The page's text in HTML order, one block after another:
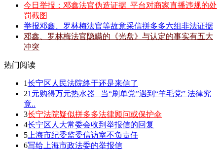
今日举报：邓鑫法官伪造证据_平台对商家直播违规的处
罚截图
举报邓鑫、罗林梅法官等故意采信拼多多六组非法证据
邓鑫、罗林梅法官隐瞒的《光盘》与认定的事实有五大
冲突
热门阅读
1长宁区人民法院终于还是来信了
21元购得万元热水器 _当“刷单党”遇到“羊毛党” 法律究
竟..
3长宁法院疑似拼多多法律顾问或保护伞
4长宁区人大常委会收到举报信的回复
5 上海市纪委监委信访室不负责任
6写给上海市政法委的举报信